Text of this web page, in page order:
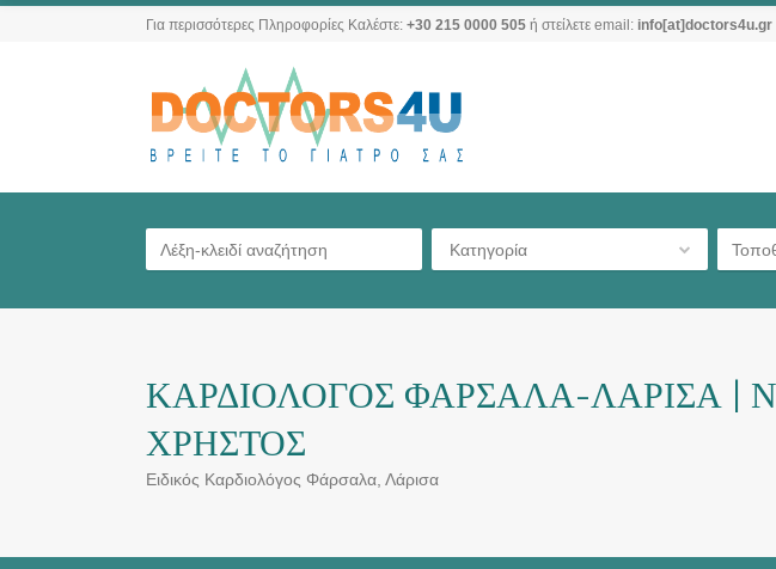
Για περισσότερες Πληροφορίες Καλέστε: +30 215 0000 505 ή στείλετε email: info[at]doctors4u.gr
Κατηγορία
ΚΑΡΔΙΟΛΟΓΟΣ ΦΑΡΣΑΛΑ-ΛΑΡΙΣΑ |
ΧΡΗΣΤΟΣ
Ειδικός Καρδιολόγος Φάρσαλα, Λάρισα